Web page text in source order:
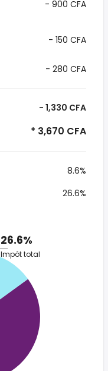
- 900 CFA
- 150 CFA
- 280 CFA
- 1,330 CFA
* 3,670 CFA
8.6%
26.6%
26.6%
Impôt total